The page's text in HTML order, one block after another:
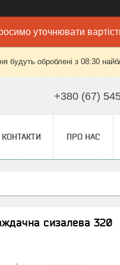
уточнювати
будуть оброблені з 08:30
+380 (67)
КОНТАКТИ ПРО НАС
сизалева 320